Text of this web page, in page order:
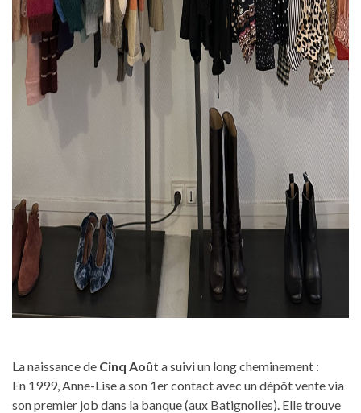
La naissance de Cinq Août a suivi un long cheminement :
En 1999, Anne-Lise a son 1er contact avec un dépôt vente via
son premier job dans la banque (aux Batignolles). Elle trouve